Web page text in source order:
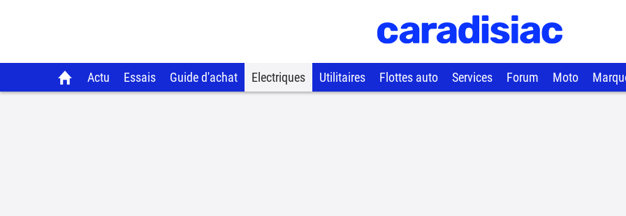
Actu Essais Guide d'achat Electriques Utilitaires Flottes auto Services Forum Moto